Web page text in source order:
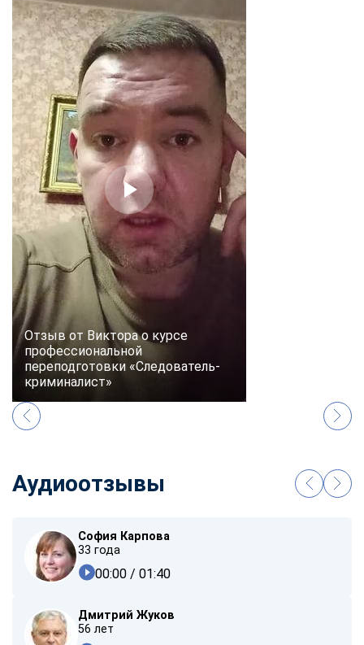
Отзыв от Виктора о курсе
профессиональной
переподготовки «Следователь-
криминалист»
Аудиоотзывы
София Карпова
33 года
00:00 / 01:40
Дмитрий Жуков
56 лет